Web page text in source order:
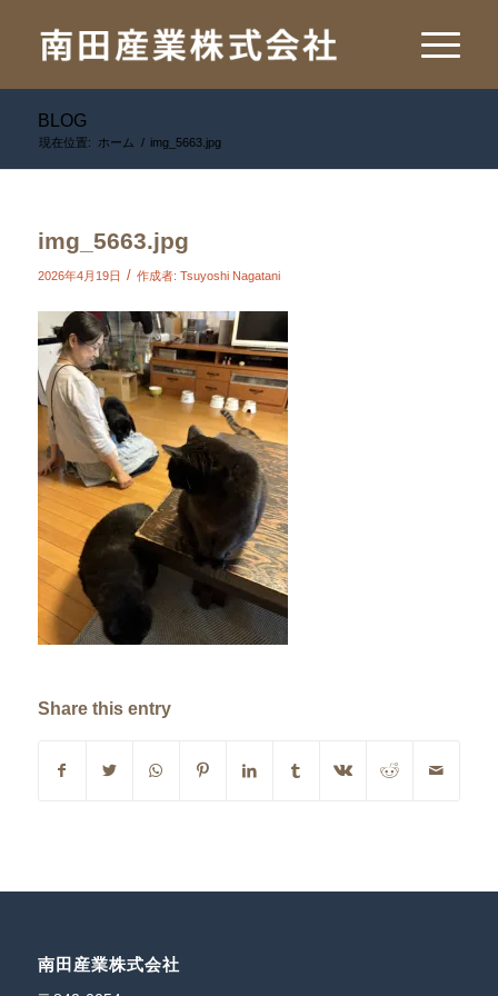
BLOG
現在位置: ホーム / img_5663.jpg
img_5663.jpg
2026年4月19日 / 作成者: Tsuyoshi Nagatani
Share this entry
南田産業株式会社